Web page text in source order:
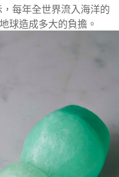
每年全世界流入海洋的
球造成多大的負擔。